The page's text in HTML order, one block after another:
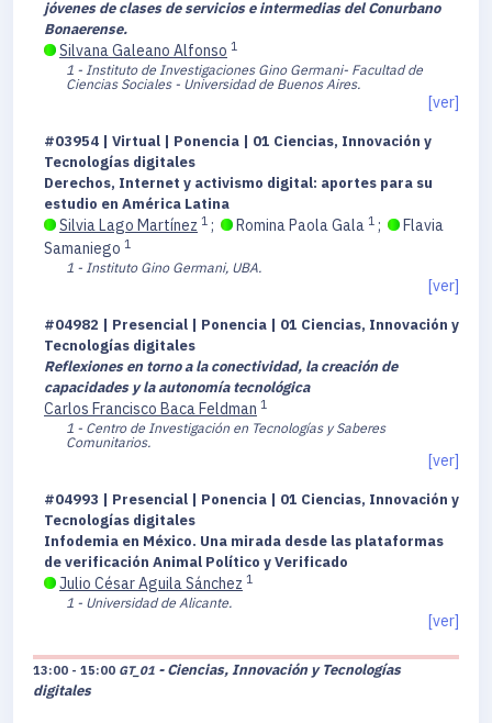
jóvenes de clases de servicios e intermedias del Conurbano
Bonaerense.
Silvana Galeano Alfonso 1
1 - Instituto de Investigaciones Gino Germani- Facultad de
Ciencias Sociales - Universidad de Buenos Aires.
[ver]
#03954 | Virtual | Ponencia | 01 Ciencias, Innovación y
Tecnologías digitales
Derechos, Internet y activismo digital: aportes para su
estudio en América Latina
Silvia Lago Martínez 1 ; Romina Paola Gala 1 ;
Flavia
Samaniego 1
1 - Instituto Gino Germani, UBA.
[ver]
#04982 | Presencial | Ponencia | 01 Ciencias, Innovación y
Tecnologías digitales
Reflexiones en torno a la conectividad, la creación de
capacidades y la autonomía tecnológica
Carlos Francisco Baca Feldman 1
1 - Centro de Investigación en Tecnologías y Saberes
Comunitarios.
[ver]
#04993 | Presencial | Ponencia | 01 Ciencias, Innovación y
Tecnologías digitales
Infodemia en México. Una mirada desde las plataformas
de verificación Animal Político y Verificado
Julio César Aguila Sánchez 1
1 - Universidad de Alicante.
[ver]
13:00 - 15:00 GT_01 - Ciencias, Innovación y Tecnologías
digitales